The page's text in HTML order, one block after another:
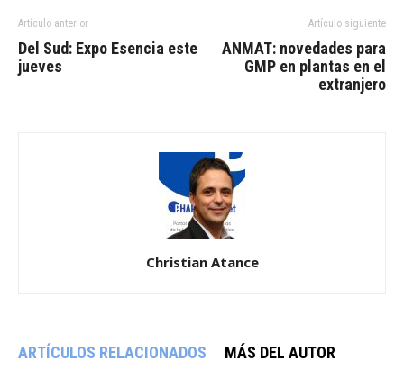
Artículo anterior
Del Sud: Expo Esencia este
jueves
Artículo siguiente
ANMAT: novedades para
GMP en plantas en el
extranjero
Christian Atance
ARTÍCULOS RELACIONADOS MÁS DEL AUTOR